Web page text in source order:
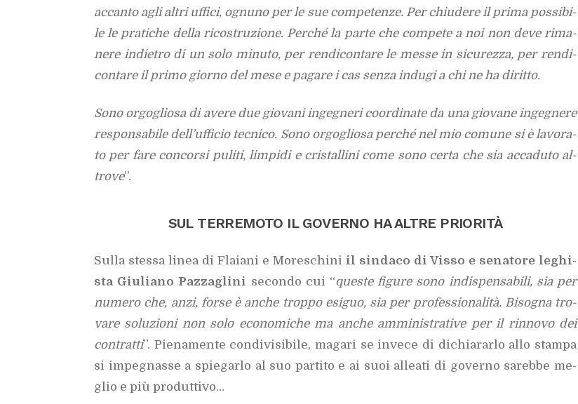
ac­can­to agli al­tri uf­fi­ci, ognu­no per le sue com­pe­ten­ze. Per chiu­de­re il pri­ma pos­si­bi­
le le pra­ti­che del­la ri­co­stru­zio­ne. Per­ché la par­te che com­pe­te a noi non deve ri­ma­
ne­re in­die­tro di un solo mi­nu­to, per ren­di­con­ta­re le mes­se in si­cu­rez­za, per ren­di­
con­ta­re il pri­mo gior­no del mese e pa­ga­re i cas sen­za in­du­gi a chi ne ha di­rit­to.
Sono or­go­glio­sa di ave­re due gio­va­ni in­ge­gne­ri coor­di­na­te da una gio­va­ne in­ge­gne­re
re­spon­sa­bi­le del­l’uf­fi­cio tec­ni­co. Sono or­go­glio­sa per­ché nel mio co­mu­ne si è la­vo­ra­
to per fare con­cor­si pu­li­ti, lim­pi­di e cri­stal­li­ni come sono cer­ta che sia ac­ca­du­to al­
tro­ve”.
SUL TER­RE­MO­TO IL GO­VER­NO HA AL­TRE PRIO­RI­TÀ
Sul­la stes­sa li­nea di Fla­ia­ni e Mo­re­schi­ni il sin­da­co di Vis­so e se­na­to­re le­ghi­
sta Giu­lia­no Paz­za­gli­ni se­con­do cui “que­ste fi­gu­re sono in­di­spen­sa­bi­li, sia per
nu­me­ro che, anzi, for­se è an­che trop­po esi­guo, sia per pro­fes­sio­na­li­tà. Bi­so­gna tro­
va­re so­lu­zio­ni non solo eco­no­mi­che ma an­che am­mi­ni­stra­ti­ve per il rin­no­vo dei
con­trat­ti”. Pie­na­men­te con­di­vi­si­bi­le, ma­ga­ri se in­ve­ce di di­chia­rar­lo allo stam­pa
si im­pe­gnas­se a spie­gar­lo al suo par­ti­to e ai suoi al­lea­ti di go­ver­no sa­reb­be me­
glio e più pro­dut­ti­vo…